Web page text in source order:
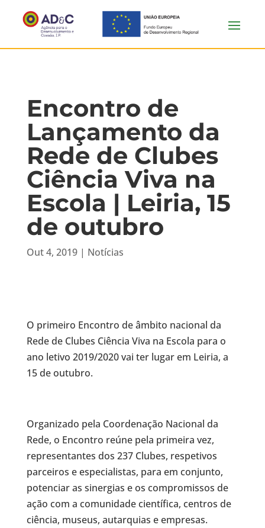
Encontro de
Lançamento da
Rede de Clubes
Ciência Viva na
Escola | Leiria, 15
de outubro
Out 4, 2019| Notícias
O primeiro Encontro de âmbito nacional da
Rede de Clubes Ciência Viva na Escola para o
ano letivo 2019/2020 vai ter lugar em Leiria, a
15 de outubro.
Organizado pela Coordenação Nacional da
Rede, o Encontro reúne pela primeira vez,
representantes dos 237 Clubes, respetivos
parceiros e especialistas, para em conjunto,
potenciar as sinergias e os compromissos de
ação com a comunidade científica, centros de
ciência, museus, autarquias e empresas.